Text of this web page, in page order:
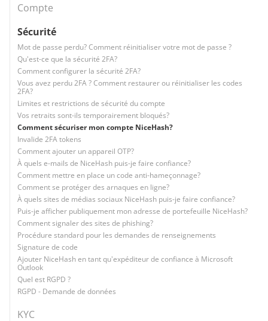
Compte
Sécurité
Mot de passe perdu? Comment réinitialiser votre mot de passe ?
Qu'est-ce que la sécurité 2FA?
Comment configurer la sécurité 2FA?
Vous avez perdu 2FA ? Comment restaurer ou réinitialiser les codes
2FA?
Limites et restrictions de sécurité du compte
Vos retraits sont-ils temporairement bloqués?
Comment sécuriser mon compte NiceHash?
Invalide 2FA tokens
Comment ajouter un appareil OTP?
À quels e-mails de NiceHash puis-je faire confiance?
Comment mettre en place un code anti-hameçonnage?
Comment se protéger des arnaques en ligne?
À quels sites de médias sociaux NiceHash puis-je faire confiance?
Puis-je afficher publiquement mon adresse de portefeuille NiceHash?
Comment signaler des sites de phishing?
Procédure standard pour les demandes de renseignements
Signature de code
Ajouter NiceHash en tant qu'expéditeur de confiance à Microsoft
Outlook
Quel est RGPD ?
RGPD - Demande de données
KYC